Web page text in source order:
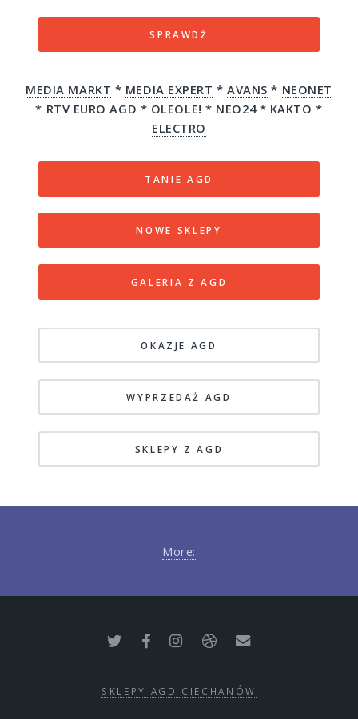
SPRAWDŹ
MEDIA MARKT * MEDIA EXPERT *AVANS * NEONET
* RTV EURO AGD * OLEOLE! * NEO24* KAKTO *
ELECTRO
TANIE AGD
NOWE SKLEPY
GALERIA Z AGD
OKAZJE AGD
WYPRZEDAŻ AGD
SKLEPY Z AGD
More:
SKLEPY AGD CIECHANÓW